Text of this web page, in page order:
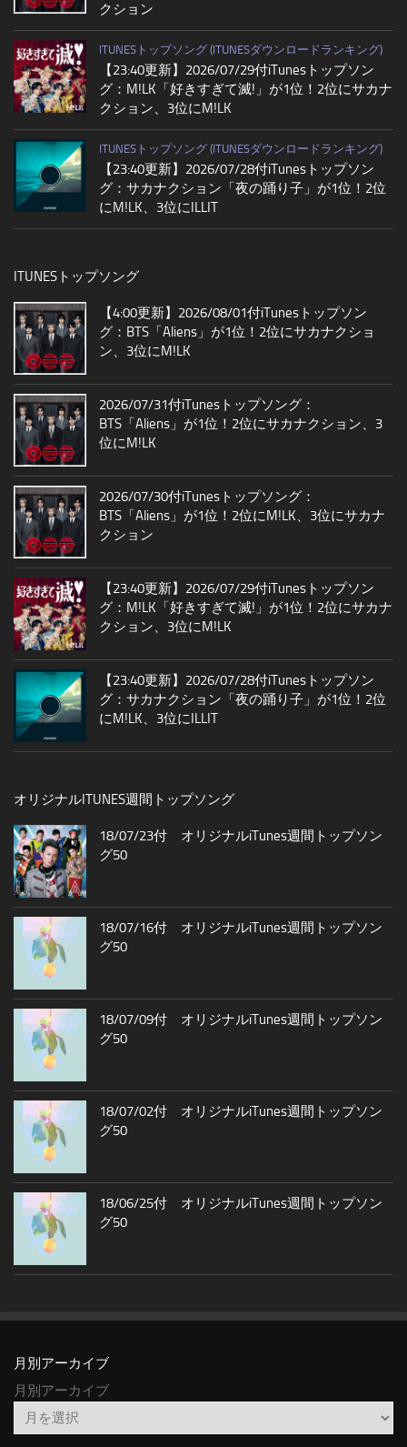
クション
ITUNESトップソング (ITUNESダウンロードランキング)
【23:40更新】2026/07/29付iTunesトップソン
グ：M!LK「好きすぎて滅!」が1位！2位にサカナ
クション、3位にM!LK
ITUNESトップソング (ITUNESダウンロードランキング)
【23:40更新】2026/07/28付iTunesトップソン
グ：サカナクション「夜の踊り子」が1位！2位
にM!LK、3位にILLIT
ITUNESトップソング
【4:00更新】2026/08/01付iTunesトップソン
グ：BTS「Aliens」が1位！2位にサカナクショ
ン、3位にM!LK
2026/07/31付iTunesトップソング：
BTS「Aliens」が1位！2位にサカナクション、3
位にM!LK
2026/07/30付iTunesトップソング：
BTS「Aliens」が1位！2位にM!LK、3位にサカナ
クション
【23:40更新】2026/07/29付iTunesトップソン
グ：M!LK「好きすぎて滅!」が1位！2位にサカナ
クション、3位にM!LK
【23:40更新】2026/07/28付iTunesトップソン
グ：サカナクション「夜の踊り子」が1位！2位
にM!LK、3位にILLIT
オリジナルITUNES週間トップソング
18/07/23付 オリジナルiTunes週間トップソン
グ50
18/07/16付 オリジナルiTunes週間トップソン
グ50
18/07/09付 オリジナルiTunes週間トップソン
グ50
18/07/02付 オリジナルiTunes週間トップソン
グ50
18/06/25付 オリジナルiTunes週間トップソン
グ50
月別アーカイブ
月別アーカイブ